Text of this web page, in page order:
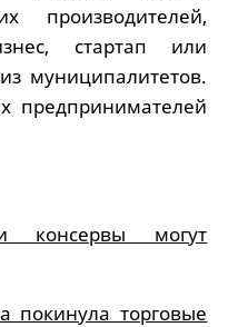
производителей,
стартап или
муниципалитетов.
предпринимателей
консервы могут
покинула торговые